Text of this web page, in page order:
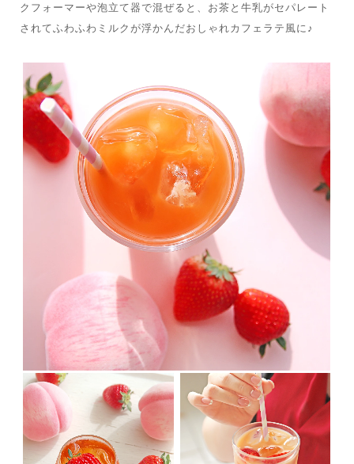
クフォーマーや泡立て器で混ぜると、お茶と牛乳がセパレート
されてふわふわミルクが浮かんだおしゃれカフェラテ風に♪